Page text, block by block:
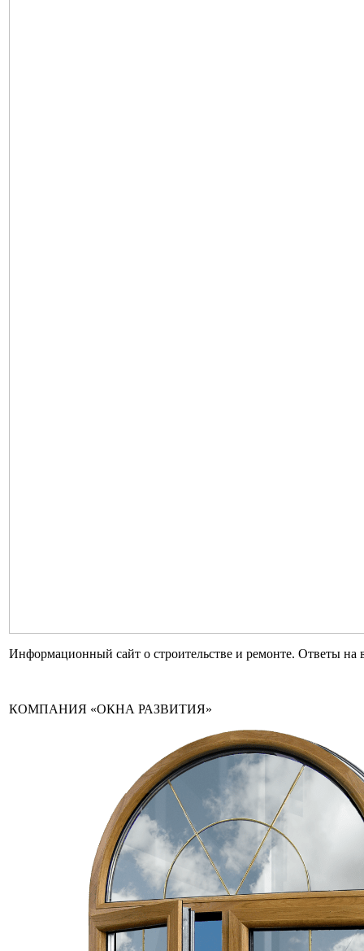
Информационный сайт о строительстве и ремонте. Ответы на
КОМПАНИЯ «ОКНА РАЗВИТИЯ»